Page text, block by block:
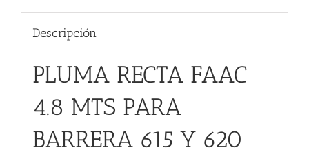
Descripción
PLUMA RECTA FAAC
4.8 MTS PARA
BARRERA 615 Y 620